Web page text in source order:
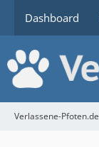
Dashboard
Verlassene-Pfoten.de